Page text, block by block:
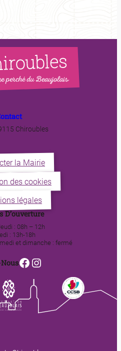
Chiroubles
la Mairie
des cookies
légales
D’ouverture
: 08h – 12h
: 13h-18h
et dimanche : fermé
Facebook
Instagram